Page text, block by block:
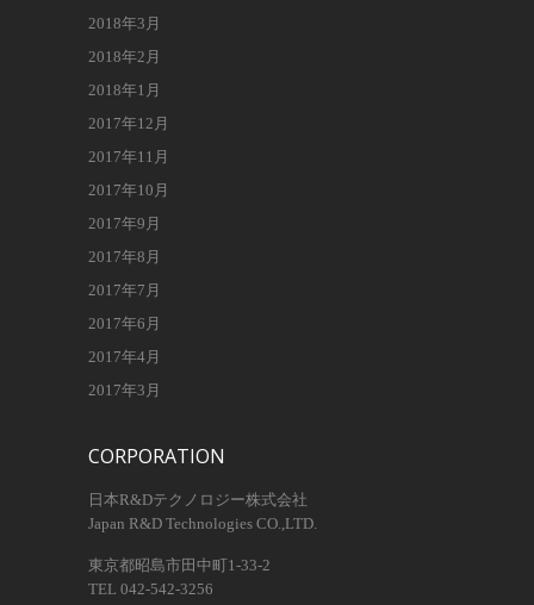
2018年3月
2018年2月
2018年1月
2017年12月
2017年11月
2017年10月
2017年9月
2017年8月
2017年7月
2017年6月
2017年4月
2017年3月
CORPORATION
日本R&Dテクノロジー株式会社
Japan R&D Technologies CO.,LTD.
東京都昭島市田中町1-33-2
TEL 042-542-3256